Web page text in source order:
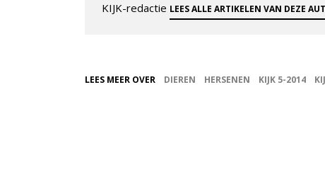
KIJK-redactie LEES ALLE ARTIKELEN VAN DEZE
LEES MEER OVER DIEREN HERSENEN KIJK 5-2014